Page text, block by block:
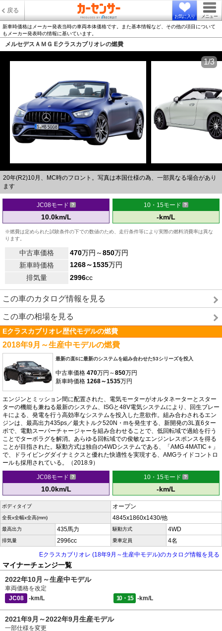
戻る
お気に入り メニュー
新車時価格はメーカー発表当時の車両本体価格です。また基本情報など、その他の項目について
もメーカー発表時の情報に基いています。
メルセデスＡＭＧ Eクラスカブリオレの燃費
20年(R2)10月、MC時のフロント。写真は本国仕様の為、一部異なる場合があり
ます
1/3
JC08モード
10.0km/L
10・15モード
-km/L
※燃費は定められた試験条件の下での数値のため、走行条件等により実際の燃料消費率は異な
ります。
中古車価格 470万円～850万円
新車時価格
1268～1535万円
排気量
2996cc
この車のカタログ情報を見る
この車の相場を見る
Eクラスカブリオレ歴代モデルの燃費
2018年9月～生産中モデルの燃費
最新の直6に最新のシステムを組み合わせた53シリーズを投入
中古車価格 470万円～850万円
新車時価格 1268～1535万円
エンジンとミッション間に配置された、電気モーターがオルタネーターとスター
ターの機能も兼ねる最新のシステム、ISGと48V電気システムにより、回生ブレー
キによる、発電を行う高効率なシステムを投入した意欲作。組み合わされるエン
ジンは、最高出力435ps／最大トルク520N・mを発生する、新開発の3L直6ター
ボで、電動スーパーチャージャーを組み合わせることで、低回転域で過給を行う
ことでターボラグを解消。あらゆる回転域での俊敏なエンジンレスポンスを得る
ことが目指された。駆動方式は独自の4WDシステムである、「AMG 4MATIC＋」
で、ドライビングダイナミクスと優れた快適性を実現する、AMGライドコントロ
ールも採用されている。（2018.9）
JC08モード
10.0km/L
10・15モード
-km/L
ボディタイプ オープン
全長x全幅x全高(mm) 4845x1860x1430/他
最高出力 435馬力 駆動方式 4WD
排気量 2996cc 乗車定員
4名
Eクラスカブリオレ (18年9月～生産中モデル)のカタログ情報を見る
マイナーチェンジ一覧
2022年10月～生産中モデル
車両価格を改定
JC08
-km/L 10・15 -km/L
2021年9月～2022年9月生産モデル
一部仕様を変更